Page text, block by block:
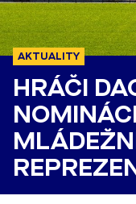
AKTUALITY
HRÁČI